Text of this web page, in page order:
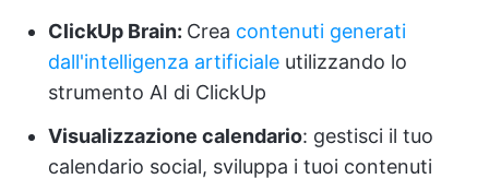
ClickUp Brain: Crea contenuti generati
dall'intelligenza artificiale utilizzando lo
strumento AI di ClickUp
Visualizzazione calendario: gestisci il tuo
calendario social, sviluppa i tuoi contenuti